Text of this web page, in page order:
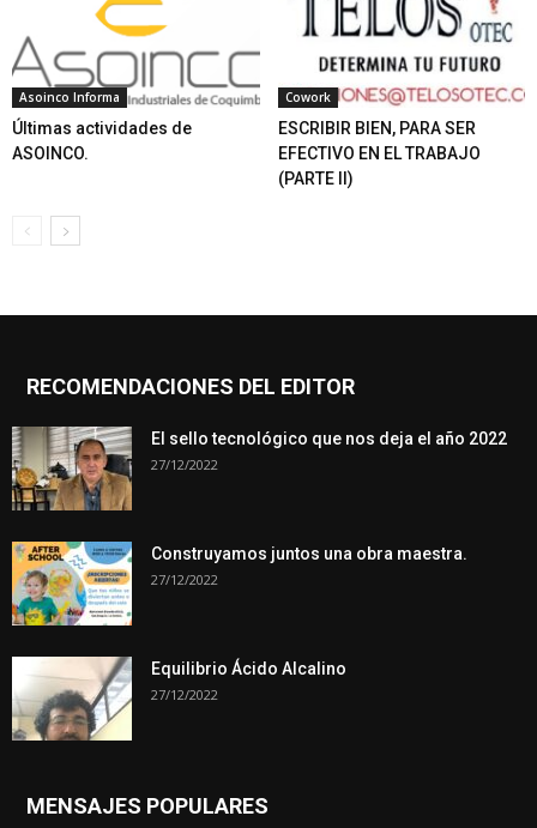
Asoinco Informa
Últimas actividades de
ASOINCO.
Cowork
ESCRIBIR BIEN, PARA SER
EFECTIVO EN EL TRABAJO
(PARTE II)
RECOMENDACIONES DEL EDITOR
El sello tecnológico que nos deja el año 2022
27/12/2022
Construyamos juntos una obra maestra.
27/12/2022
Equilibrio Ácido Alcalino
27/12/2022
MENSAJES POPULARES